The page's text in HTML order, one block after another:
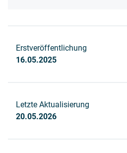
Erstveröffentlichung
16.05.2025
Letzte Aktualisierung
20.05.2026